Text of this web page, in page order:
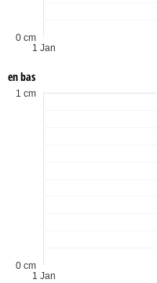
1 Jan
0 cm
en bas
1 Jan
0 cm
1 cm